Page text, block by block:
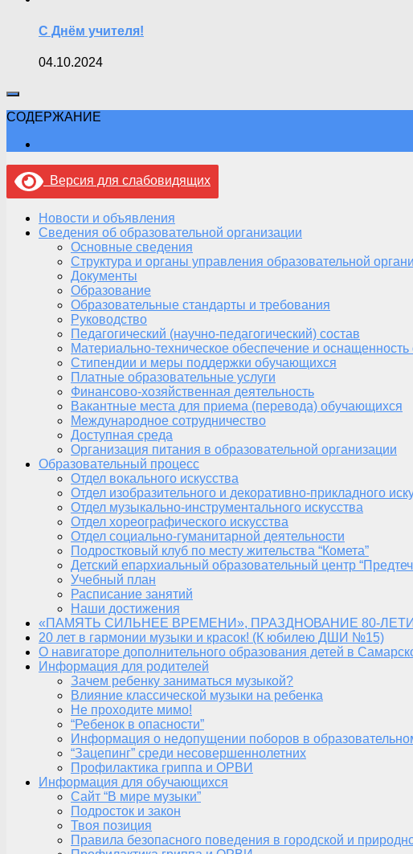
С Днём учителя!
04.10.2024
СОДЕРЖАНИЕ
Версия для слабовидящих
Новости и объявления
Сведения об образовательной организации
Основные сведения
Структура и органы управления образовательной
Документы
Образование
Образовательные стандарты и требования
Руководство
Педагогический (научно-педагогический) состав
Материально-техническое обеспечение и оснащенность
Стипендии и меры поддержки обучающихся
Платные образовательные услуги
Финансово-хозяйственная деятельность
Вакантные места для приема (перевода) обучающихся
Международное сотрудничество
Доступная среда
Организация питания в образовательной организации
Образовательный процесс
Отдел вокального искусства
Отдел изобразительного и декоративно-прикладного
Отдел музыкально-инструментального искусства
Отдел хореографического искусства
Отдел социально-гуманитарной деятельности
Подростковый клуб по месту жительства “Комета”
Детский епархиальный образовательный центр
Учебный план
Расписание занятий
Наши достижения
«ПАМЯТЬ СИЛЬНЕЕ ВРЕМЕНИ», ПРАЗДНОВАНИЕ 80-
20 лет в гармонии музыки и красок! (К юбилею ДШИ №15)
О навигаторе дополнительного образования детей в
Информация для родителей
Зачем ребенку заниматься музыкой?
Влияние классической музыки на ребенка
Не проходите мимо!
“Ребенок в опасности”
Информация о недопущении поборов в
“Зацепинг” среди несовершеннолетних
Профилактика гриппа и ОРВИ
Информация для обучающихся
Сайт “В мире музыки”
Подросток и закон
Твоя позиция
Правила безопасного поведения в городской и